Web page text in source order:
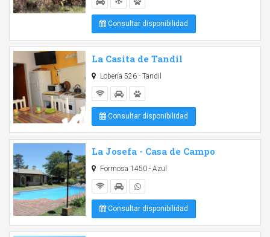
Consultar disponibilidad
La Casita de Tandil
Lobería 526 - Tandil
Consultar disponibilidad
La Josefa - Casa de Campo
Formosa 1450 - Azul
Consultar disponibilidad